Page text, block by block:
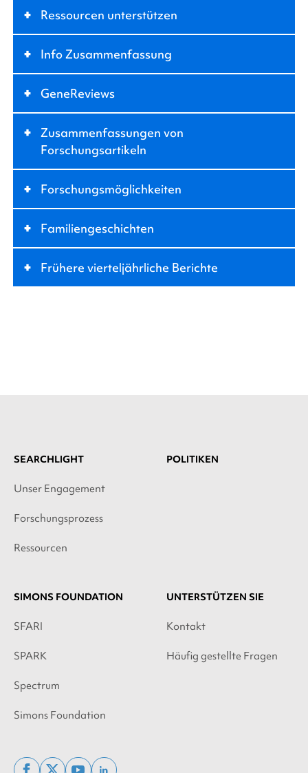
+ Ressourcen unterstützen
+ Info Zusammenfassung
+ GeneReviews
+
Zusammenfassungen von
Forschungsartikeln
+ Forschungsmöglichkeiten
+ Familiengeschichten
+ Frühere vierteljährliche Berichte
SEARCHLIGHT
Unser Engagement
Forschungsprozess
Ressourcen
POLITIKEN
SIMONS FOUNDATION
SFARI
SPARK
Spectrum
Simons Foundation
UNTERSTÜTZEN SIE
Kontakt
Häufig gestellte Fragen